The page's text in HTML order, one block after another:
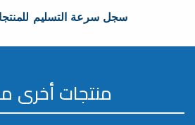
سجل سرعة التسليم للمنتجات
منتجات أخرى